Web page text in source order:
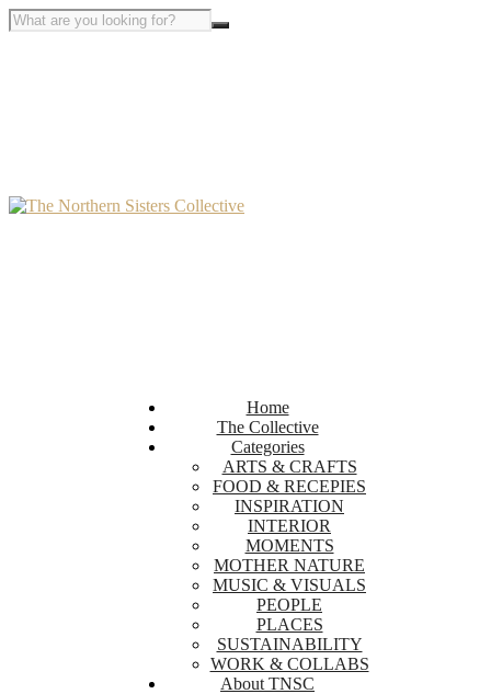
Home
The Collective
Categories
ARTS & CRAFTS
FOOD & RECEPIES
INSPIRATION
INTERIOR
MOMENTS
MOTHER NATURE
MUSIC & VISUALS
PEOPLE
PLACES
SUSTAINABILITY
WORK & COLLABS
About TNSC